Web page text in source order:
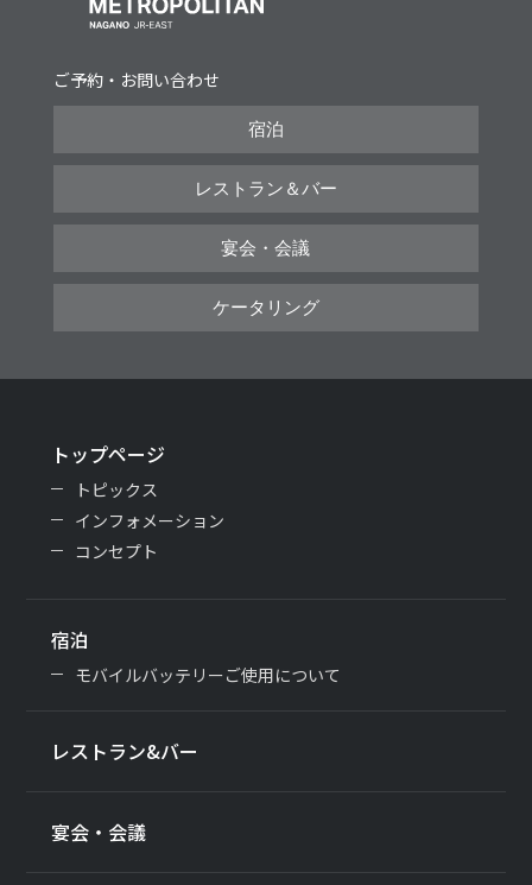
ご予約・お問い合わせ
宿泊
レストラン＆バー
宴会・会議
ケータリング
トップページ
トピックス
インフォメーション
コンセプト
宿泊
モバイルバッテリーご使用について
レストラン&バー
宴会・会議